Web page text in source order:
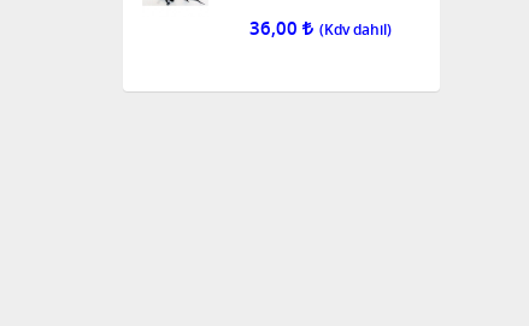
HAMAM BÖCEGİ (2 ADET)
60,00